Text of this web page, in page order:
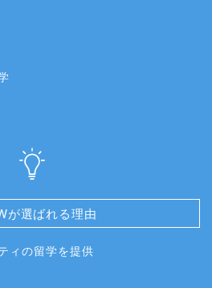
が選ばれる理由
ィの留学を提供